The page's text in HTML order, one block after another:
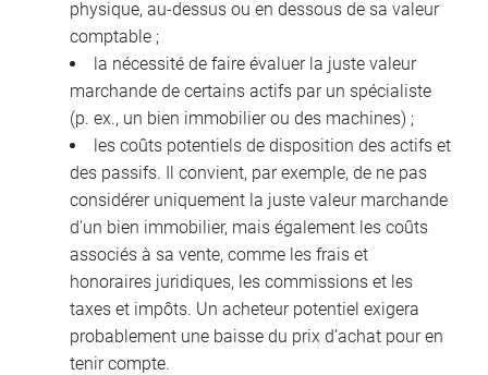
physique, au-dessus ou en dessous de sa valeur
comptable ;
la nécessité de faire évaluer la juste valeur
marchande de certains actifs par un spécialiste
(p. ex., un bien immobilier ou des machines) ;
les coûts potentiels de disposition des actifs et
des passifs. Il convient, par exemple, de ne pas
considérer uniquement la juste valeur marchande
d’un bien immobilier, mais également les coûts
associés à sa vente, comme les frais et
honoraires juridiques, les commissions et les
taxes et impôts. Un acheteur potentiel exigera
probablement une baisse du prix d’achat pour en
tenir compte.